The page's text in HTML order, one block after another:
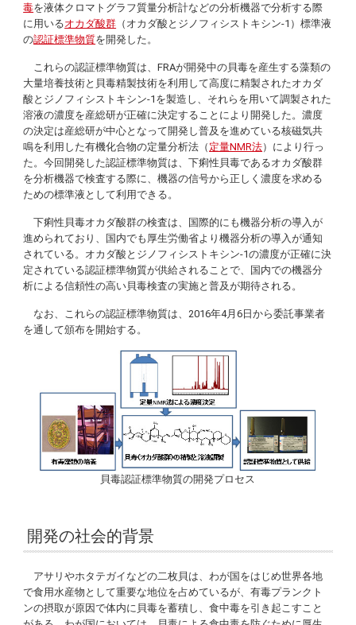
毒を液体クロマトグラフ質量分析計などの分析機器で分析する際
に用いるオカダ酸群 （オカダ酸とジノフィシストキシン-1）標準液
の認証標準物質を開発した。
これらの認証標準物質は、FRAが開発中の貝毒を産生する藻類の
大量培養技術と貝毒精製技術を利用して高度に精製されたオカダ
酸とジノフィシストキシン-1を製造し、それらを用いて調製された
溶液の濃度を産総研が正確に決定することにより開発した。濃度
の決定は産総研が中心となって開発し普及を進めている核磁気共
鳴を利用した有機化合物の定量分析法（ 定量NMR法）により行っ
た。今回開発した認証標準物質は、下痢性貝毒であるオカダ酸群
を分析機器で検査する際に、機器の信号から正しく濃度を求める
ための標準液として利用できる。
下痢性貝毒オカダ酸群の検査は、国際的にも機器分析の導入が
進められており、国内でも厚生労働省より機器分析の導入が通知
されている。オカダ酸とジノフィシストキシン-1の濃度が正確に決
定されている認証標準物質が供給されることで、国内での機器分
析による信頼性の高い貝毒検査の実施と普及が期待される。
なお、これらの認証標準物質は、2016年4月6日から委託事業者
を通して頒布を開始する。
貝毒認証標準物質の開発プロセス
開発の社会的背景
アサリやホタテガイなどの二枚貝は、わが国をはじめ世界各地
で食用水産物として重要な地位を占めているが、有毒プランクト
ンの摂取が原因で体内に貝毒を蓄積し、食中毒を引き起こすこと